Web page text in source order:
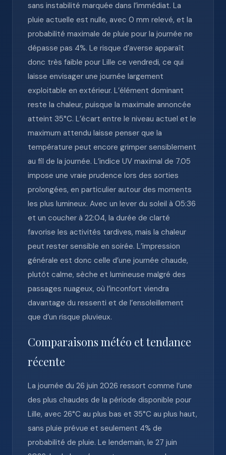
sans instabilité marquée dans l’immédiat. La
pluie actuelle est nulle, avec 0 mm relevé, et la
probabilité maximale de pluie pour la journée ne
dépasse pas 4%. Le risque d’averse apparaît
donc très faible pour Lille ce vendredi, ce qui
laisse envisager une journée largement
exploitable en extérieur. L’élément dominant
reste la chaleur, puisque la maximale annoncée
atteint 35°C. L’écart entre le niveau actuel et le
maximum attendu laisse penser que la
température peut encore grimper sensiblement
au fil de la journée. L’indice UV maximal de 7.05
impose une vraie prudence lors des sorties
prolongées, en particulier autour des moments
les plus lumineux. Avec un lever du soleil à 05:36
et un coucher à 22:04, la durée de clarté
favorise les activités tardives, mais la chaleur
peut rester sensible en soirée. L’impression
générale est donc celle d’une journée chaude,
plutôt calme, sèche et lumineuse malgré des
passages nuageux, où l’inconfort viendra
davantage du ressenti et de l’ensoleillement
que d’un risque pluvieux.
Comparaisons météo et tendance
récente
La journée du 26 juin 2026 ressort comme l’une
des plus chaudes de la période disponible pour
Lille, avec 26°C au plus bas et 35°C au plus haut,
sans pluie prévue et seulement 4% de
probabilité de pluie. Le lendemain, le 27 juin